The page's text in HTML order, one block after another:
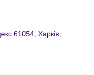
61054, Харків,